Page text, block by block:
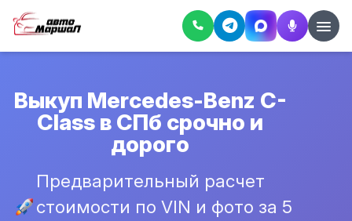
Выкуп Mercedes-Benz C-
Class в СПб срочно и
дорого
Предварительный расчет
стоимости по VIN и фото за 5